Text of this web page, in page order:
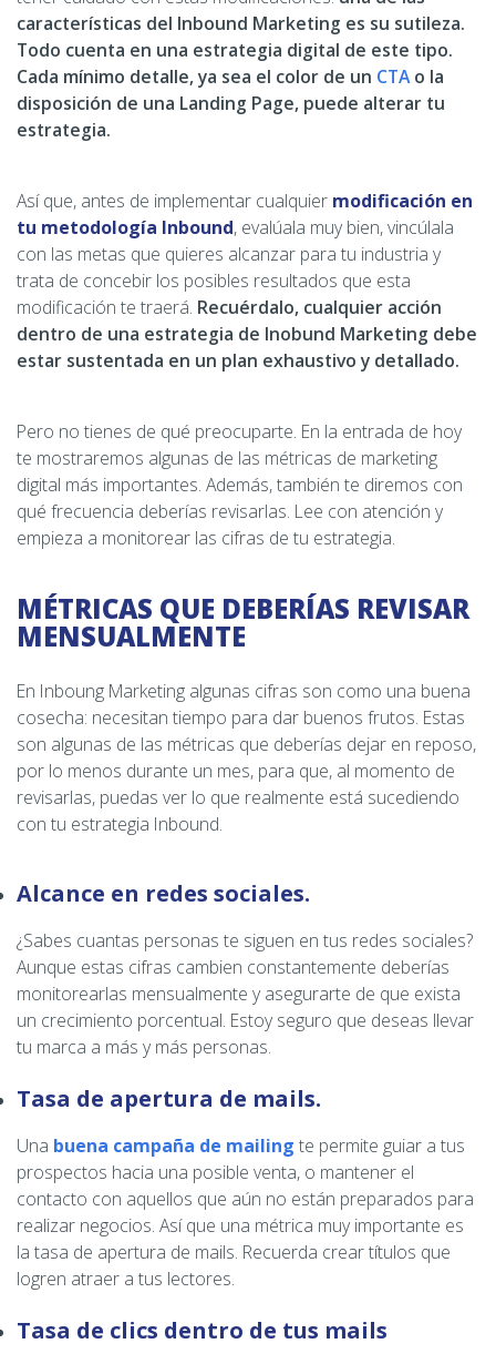
características del Inbound Marketing es su sutileza.
Todo cuenta en una estrategia digital de este tipo.
Cada mínimo detalle, ya sea el color de un CTAo la
disposición de una Landing Page, puede alterar tu
estrategia.
Así que, antes de implementar cualquier modificación en
tu metodología Inbound, evalúala muy bien, vincúlala
con las metas que quieres alcanzar para tu industria y
trata de concebir los posibles resultados que esta
modificación te traerá. Recuérdalo, cualquier acción
dentro de una estrategia de Inobund Marketing debe
estar sustentada en un plan exhaustivo y detallado.
Pero no tienes de qué preocuparte. En la entrada de hoy
te mostraremos algunas de las métricas de marketing
digital más importantes. Además, también te diremos con
qué frecuencia deberías revisarlas. Lee con atención y
empieza a monitorear las cifras de tu estrategia.
MÉTRICAS QUE DEBERÍAS REVISAR
MENSUALMENTE
En Inboung Marketing algunas cifras son como una buena
cosecha: necesitan tiempo para dar buenos frutos. Estas
son algunas de las métricas que deberías dejar en reposo,
por lo menos durante un mes, para que, al momento de
revisarlas, puedas ver lo que realmente está sucediendo
con tu estrategia Inbound.
Alcance en redes sociales.
¿Sabes cuantas personas te siguen en tus redes sociales?
Aunque estas cifras cambien constantemente deberías
monitorearlas mensualmente y asegurarte de que exista
un crecimiento porcentual. Estoy seguro que deseas llevar
tu marca a más y más personas.
Tasa de apertura de mails.
Una buena campaña de mailing te permite guiar a tus
prospectos hacia una posible venta, o mantener el
contacto con aquellos que aún no están preparados para
realizar negocios. Así que una métrica muy importante es
la tasa de apertura de mails. Recuerda crear títulos que
logren atraer a tus lectores.
Tasa de clics dentro de tus mails